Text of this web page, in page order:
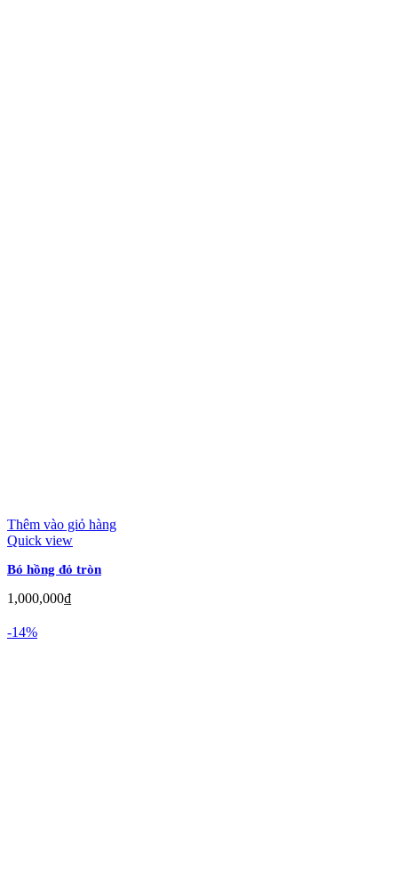
Thêm vào giỏ hàng
Quick view
Bó hồng đỏ tròn
1,000,000₫
-14%